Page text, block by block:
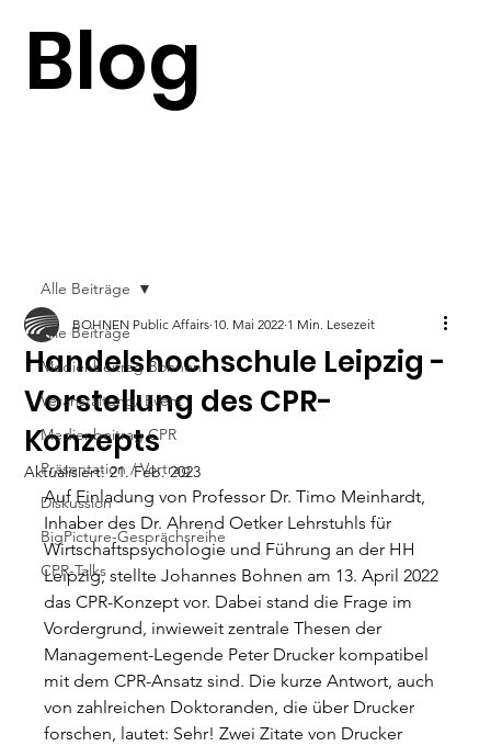
Blog
Alle Beiträge
Medienbeitrag Bohnen
Veranstaltung/ Event
Medienbeitrag CPR
Präsentation / Vortrag
Diskussion
BigPicture-Gesprächsreihe
CPR-Talks
Alle Beiträge
Handelshochschule Leipzig -
Vorstellung des CPR-
Konzepts
BOHNEN Public Affairs 10. Mai 2022 1 Min. Lesezeit
Aktualisiert:21. Feb. 2023
Auf Einladung von Professor Dr. Timo Meinhardt,
Inhaber des Dr. Ahrend Oetker Lehrstuhls für
Wirtschaftspsychologie und Führung an der HH
Leipzig, stellte Johannes Bohnen am 13. April 2022
das CPR-Konzept vor. Dabei stand die Frage im
Vordergrund, inwieweit zentrale Thesen der
Management-Legende Peter Drucker kompatibel
mit dem CPR-Ansatz sind. Die kurze Antwort, auch
von zahlreichen Doktoranden, die über Drucker
forschen, lautet: Sehr! Zwei Zitate von Drucker